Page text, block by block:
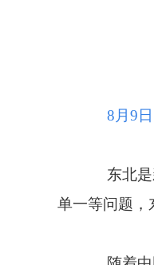
8月9日
东北是
单一等问题，